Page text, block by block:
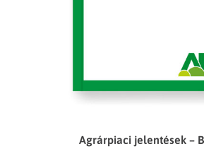
Agrárpiaci jelentések –